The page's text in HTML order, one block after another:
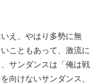
え、やはり多勢に無
こともあって、激流に
サンダンスは「俺は戦
向けないサンダンス、